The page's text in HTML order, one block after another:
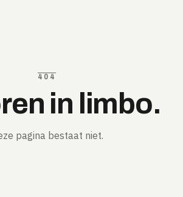
404
in limbo.
pagina bestaat niet.